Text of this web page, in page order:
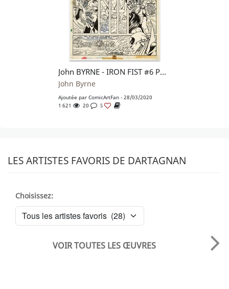
John BYRNE - IRON FIST #6 PAGE 23
John Byrne
Ajoutée par ComicArtFan - 28/03/2020
1 621
20 5
LES ARTISTES FAVORIS DE DARTAGNAN
Choisissez:
VOIR TOUTES LES ŒUVRES